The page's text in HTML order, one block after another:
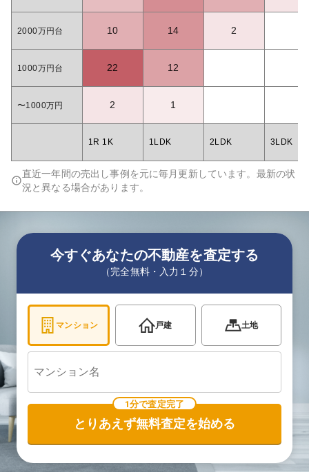
2000万円台 10 14 2
1000万円台 22 12
〜1000万円 2 1
1R 1K 1LDK 2LDK 3LDK
直近一年間の売出し事例を元に毎月更新しています。最新の状
況と異なる場合があります。
今すぐあなたの不動産を査定する
（完全無料・入力１分）
マンション 戸建 土地
1分で査定完了
とりあえず無料査定を始める